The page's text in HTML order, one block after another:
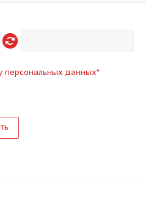
персональных данных*